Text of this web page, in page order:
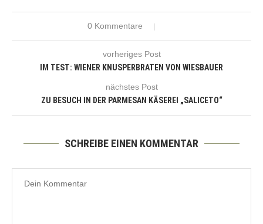
0 Kommentare
vorheriges Post
IM TEST: WIENER KNUSPERBRATEN VON WIESBAUER
nächstes Post
ZU BESUCH IN DER PARMESAN KÄSEREI „SALICETO“
SCHREIBE EINEN KOMMENTAR